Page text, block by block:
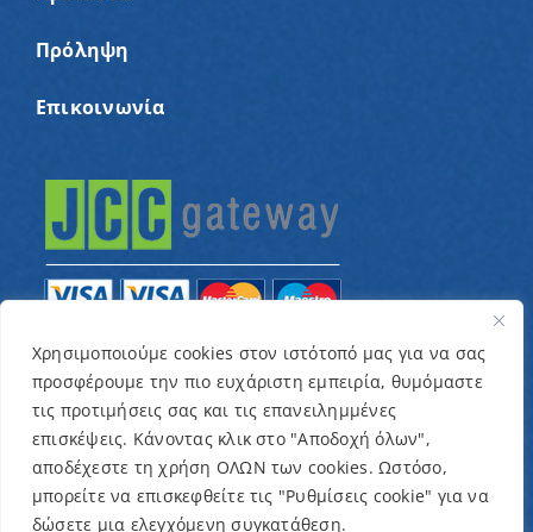
Χρησιμοποιούμε cookies στον ιστότοπό μας για να σας
προσφέρουμε την πιο ευχάριστη εμπειρία, θυμόμαστε
τις προτιμήσεις σας και τις επανειλημμένες
επισκέψεις. Κάνοντας κλικ στο "Αποδοχή όλων",
αποδέχεστε τη χρήση ΟΛΩΝ των cookies. Ωστόσο,
μπορείτε να επισκεφθείτε τις "Ρυθμίσεις cookie" για να
δώσετε μια ελεγχόμενη συγκατάθεση.
Πρόληψη
Επικοινωνία
© Copyright 2022 – Παγκύπριος Σύνδεσμος για
παιδιά με καρκίνο και συναφείς παθήσεις «Ένα
Όνειρο Μια Ευχή» / Designed & Developed byNETinfo
Plc